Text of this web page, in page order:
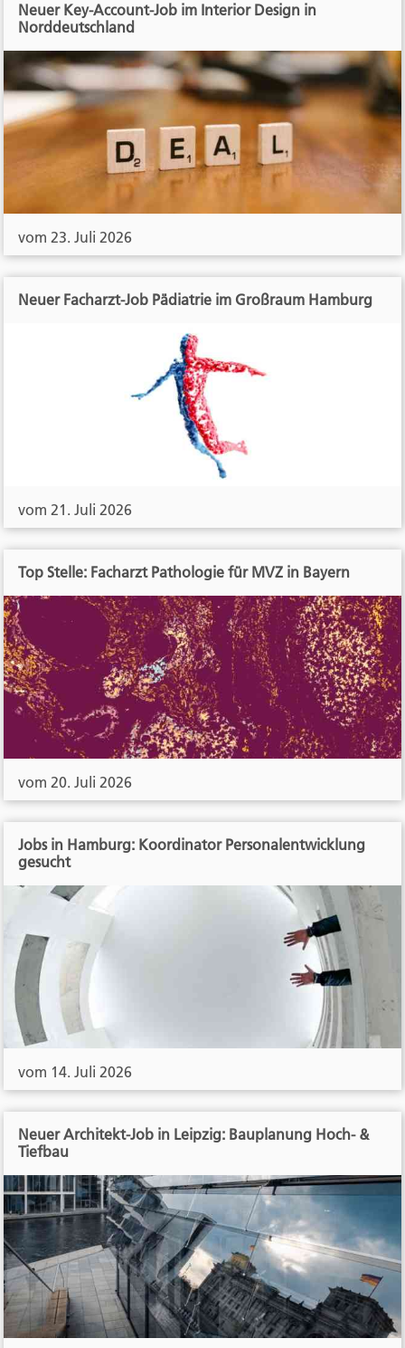
Neuer Key-Account-Job im Interior Design in
Norddeutschland
vom 23. Juli 2026
Neuer Facharzt-Job Pädiatrie im Großraum Hamburg
vom 21. Juli 2026
Top Stelle: Facharzt Pathologie für MVZ in Bayern
vom 20. Juli 2026
Jobs in Hamburg: Koordinator Personalentwicklung
gesucht
vom 14. Juli 2026
Neuer Architekt-Job in Leipzig: Bauplanung Hoch- &
Tiefbau